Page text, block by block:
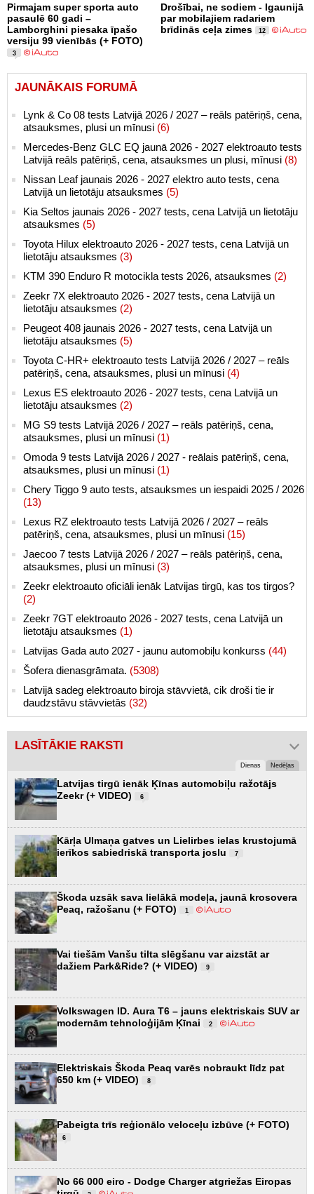
Pirmajam super sporta auto
pasaulē 60 gadi –
Lamborghini piesaka īpašo
versiju 99 vienībās (+ FOTO)
3
Drošībai, ne sodiem - Igaunijā
par mobilajiem radariem
brīdinās ceļa zimes
12
JAUNĀKAIS FORUMĀ
Lynk & Co 08 tests Latvijā 2026 / 2027 – reāls patēriņš, cena,
atsauksmes, plusi un mīnusi (6)
Mercedes-Benz GLC EQ jaunā 2026 - 2027 elektroauto tests
Latvijā reāls patēriņš, cena, atsauksmes un plusi, mīnusi (8)
Nissan Leaf jaunais 2026 - 2027 elektro auto tests, cena
Latvijā un lietotāju atsauksmes (5)
Kia Seltos jaunais 2026 - 2027 tests, cena Latvijā un lietotāju
atsauksmes (5)
Toyota Hilux elektroauto 2026 - 2027 tests, cena Latvijā un
lietotāju atsauksmes (3)
KTM 390 Enduro R motocikla tests 2026, atsauksmes (2)
Zeekr 7X elektroauto 2026 - 2027 tests, cena Latvijā un
lietotāju atsauksmes (2)
Peugeot 408 jaunais 2026 - 2027 tests, cena Latvijā un
lietotāju atsauksmes (5)
Toyota C-HR+ elektroauto tests Latvijā 2026 / 2027 – reāls
patēriņš, cena, atsauksmes, plusi un mīnusi (4)
Lexus ES elektroauto 2026 - 2027 tests, cena Latvijā un
lietotāju atsauksmes (2)
MG S9 tests Latvijā 2026 / 2027 – reāls patēriņš, cena,
atsauksmes, plusi un mīnusi (1)
Omoda 9 tests Latvijā 2026 / 2027 - reālais patēriņš, cena,
atsauksmes, plusi un mīnusi (1)
Chery Tiggo 9 auto tests, atsauksmes un iespaidi 2025 / 2026
(13)
Lexus RZ elektroauto tests Latvijā 2026 / 2027 – reāls
patēriņš, cena, atsauksmes, plusi un mīnusi (15)
Jaecoo 7 tests Latvijā 2026 / 2027 – reāls patēriņš, cena,
atsauksmes, plusi un mīnusi (3)
Zeekr elektroauto oficiāli ienāk Latvijas tirgū, kas tos tirgos?
(2)
Zeekr 7GT elektroauto 2026 - 2027 tests, cena Latvijā un
lietotāju atsauksmes (1)
Latvijas Gada auto 2027 - jaunu automobiļu konkurss (44)
Šofera dienasgrāmata. (5308)
Latvijā sadeg elektroauto biroja stāvvietā, cik droši tie ir
daudzstāvu stāvvietās (32)
LASĪTĀKIE RAKSTI
Dienas Nedēļas
Latvijas tirgū ienāk Ķīnas automobiļu ražotājs
Zeekr (+ VIDEO)
6
Kārļa Ulmaņa gatves un Lielirbes ielas krustojumā
ierīkos sabiedriskā transporta joslu
7
Škoda uzsāk sava lielākā modeļa, jaunā krosovera
Peaq, ražošanu (+ FOTO)
1
Vai tiešām Vanšu tilta slēgšanu var aizstāt ar
dažiem Park&Ride? (+ VIDEO)
9
Volkswagen ID. Aura T6 – jauns elektriskais SUV ar
modernām tehnoloģijām Ķīnai
2
Elektriskais Škoda Peaq varēs nobraukt līdz pat
650 km (+ VIDEO)
8
Pabeigta trīs reģionālo veloceļu izbūve (+ FOTO)
6
No 66 000 eiro - Dodge Charger atgriežas Eiropas